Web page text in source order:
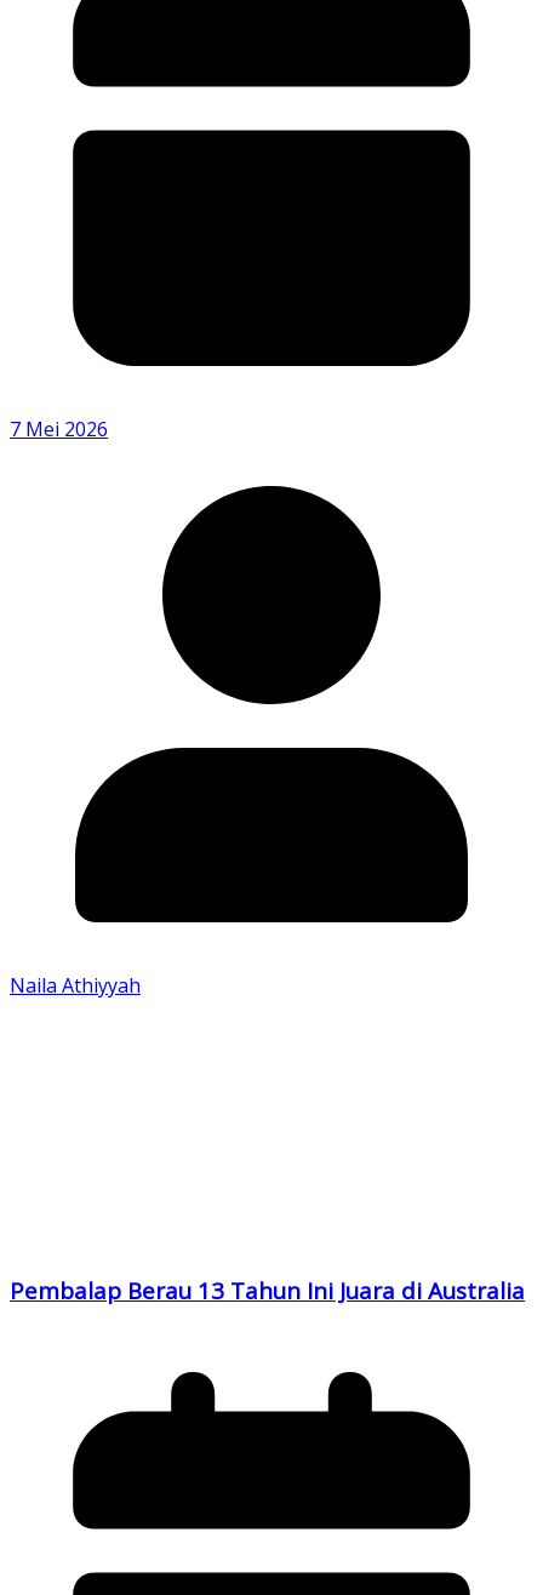
7 Mei 2026
Naila Athiyyah
Pembalap Berau 13 Tahun Ini Juara di Australia